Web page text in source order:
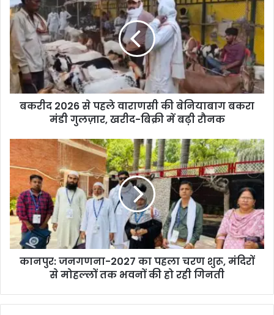
बकरीद 2026 से पहले वाराणसी की बेनियाबाग बकरा
मंडी गुलज़ार, खरीद-बिक्री में बढ़ी रौनक
कानपुर: जनगणना-2027 का पहला चरण शुरू, मंदिरों
से मोहल्लों तक भवनों की हो रही गिनती